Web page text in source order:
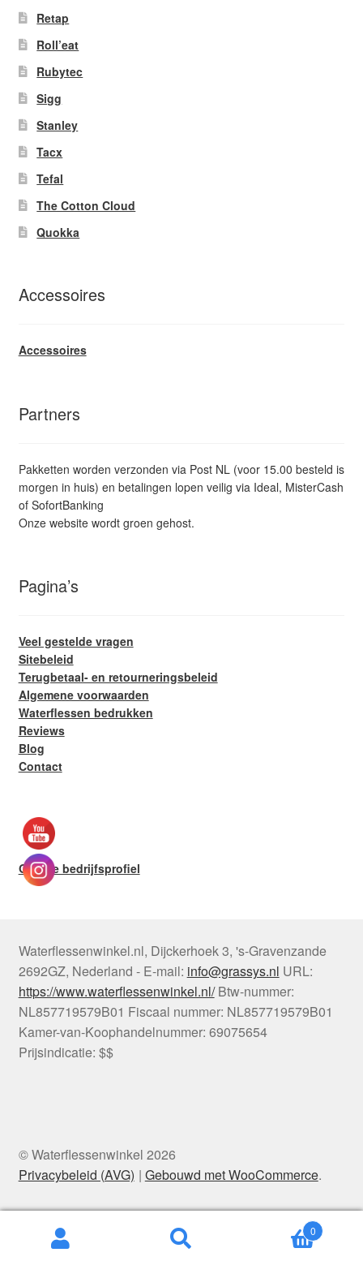
Retap
Roll’eat
Rubytec
Sigg
Stanley
Tacx
Tefal
The Cotton Cloud
Quokka
Accessoires
Accessoires
Partners
Pakketten worden verzonden via Post NL (voor 15.00 besteld is
morgen in huis) en betalingen lopen veilig via Ideal, MisterCash
of SofortBanking
Onze website wordt groen gehost.
Pagina’s
Veel gestelde vragen
Sitebeleid
Terugbetaal- en retourneringsbeleid
Algemene voorwaarden
Waterflessen bedrukken
Reviews
Blog
Contact
Google bedrijfsprofiel
Waterflessenwinkel.nl, Dijckerhoek 3, 's-Gravenzande
2692GZ, Nederland - E-mail: info@grassys.nl URL:
https://www.waterflessenwinkel.nl/ Btw-nummer:
NL857719579B01 Fiscaal nummer: NL857719579B01
Kamer-van-Koophandelnummer: 69075654
Prijsindicatie: $$
© Waterflessenwinkel 2026
Privacybeleid (AVG)
Gebouwd met WooCommerce.
Zoeken
0